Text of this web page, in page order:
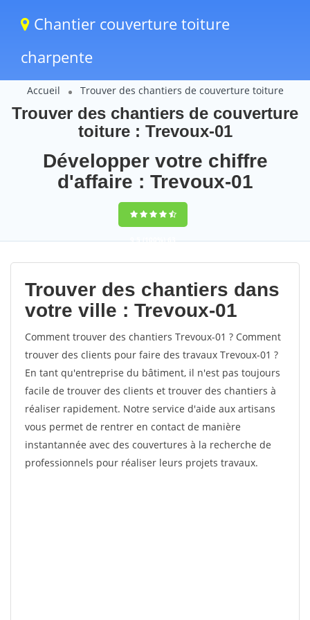
Chantier couverture toiture
charpente
Accueil Trouver des chantiers de couverture toiture
Trouver des chantiers de couverture
toiture : Trevoux-01
Développer votre chiffre
d'affaire : Trevoux-01
9,5(100%)63
votes
Trouver des chantiers dans
votre ville : Trevoux-01
Comment trouver des chantiers Trevoux-01 ? Comment
trouver des clients pour faire des travaux Trevoux-01 ?
En tant qu'entreprise du bâtiment, il n'est pas toujours
facile de trouver des clients et trouver des chantiers à
réaliser rapidement. Notre service d'aide aux artisans
vous permet de rentrer en contact de manière
instantannée avec des couvertures à la recherche de
professionnels pour réaliser leurs projets travaux.